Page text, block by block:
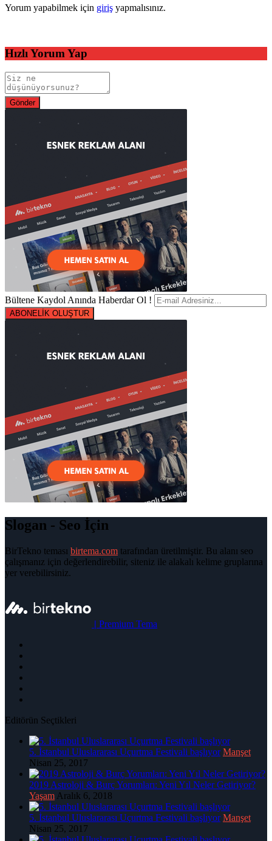
Yorum yapabilmek için giriş yapmalısınız.
Hızlı Yorum Yap
Bültene Kaydol Anında Haberdar Ol !
ABONELİK OLUŞTUR
Slogan - Seo İçin
BirTekno teması birtema.com tarafından üretilmiştir. Bu alanı seo
çalışmanız için değerlendirebilir, siteniz ile alakalı kelime gruplarına
yer verebilirsiniz.
| Premium Tema
Editörün Seçtikleri
5. İstanbul Uluslararası Uçurtma Festivali başlıyor Manşet
Nisan 25, 2017
2019 Astroloji & Burç Yorumları: Yeni Yıl Neler Getiriyor?
Yaşam Aralık 6, 2018
5. İstanbul Uluslararası Uçurtma Festivali başlıyor Manşet
Nisan 25, 2017